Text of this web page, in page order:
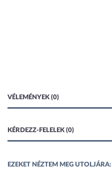
VÉLEMÉNYEK (0)
KÉRDEZZ-FELELEK (0)
EZEKET NÉZTEM MEG UTOLJÁRA: